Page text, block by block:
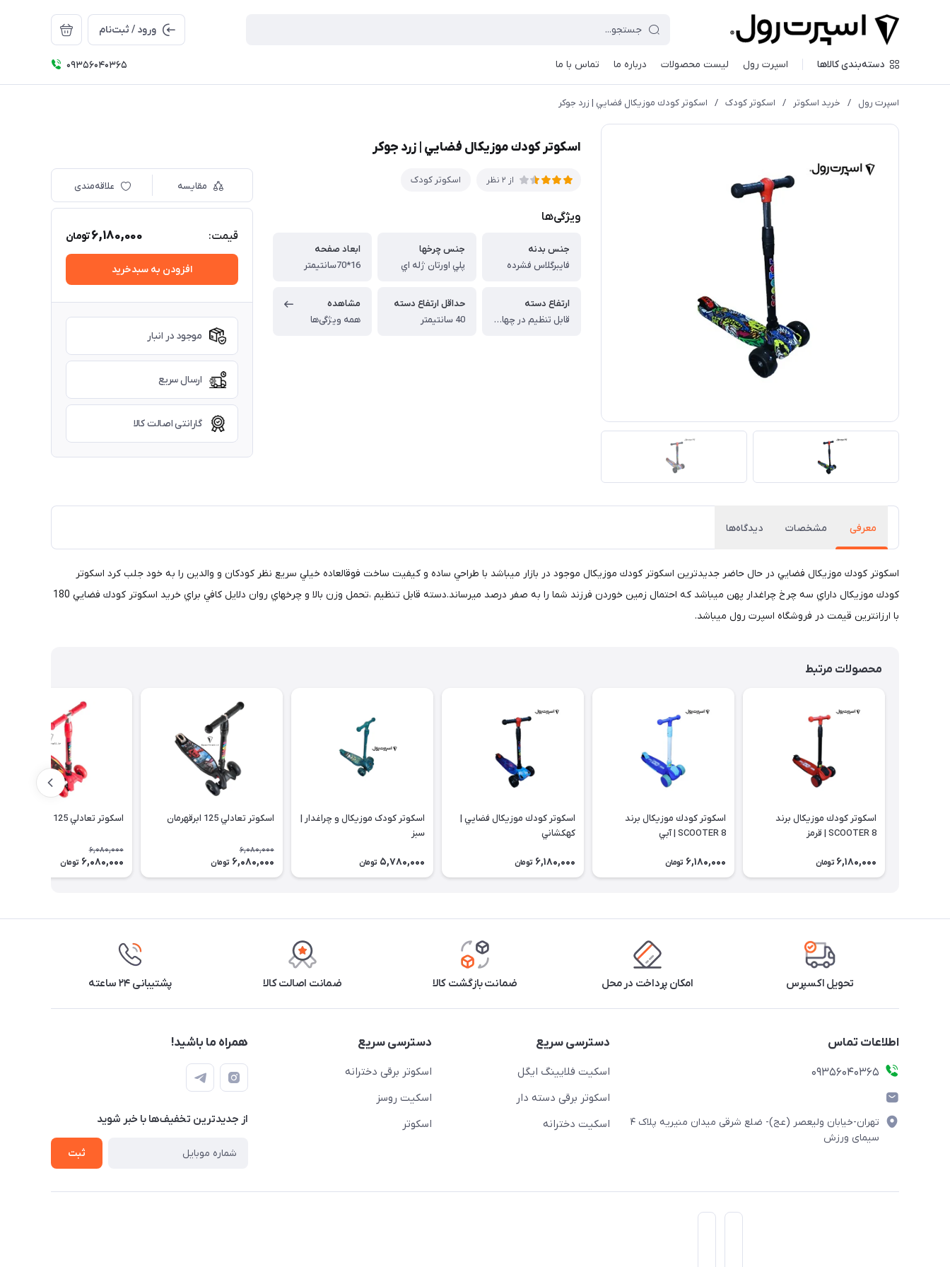
ورود / ثبت‌نام
دسته‌بندی کالاها اسپرت رول لیست محصولات درباره ما تماس با ما 09356040365
اسپرت رول / خرید اسکوتر / اسكوتر کودک / اسكوتر كودك موزيكال فضايي | زرد جوكر
اسكوتر كودك موزيكال فضايي | زرد جوكر
از 2 نظر اسكوتر کودک
ویژگی‌ها
جنس بدنه
فايبرگلاس فشرده
جنس چرخها
پلي اورتان ژله اي
ابعاد صفحه
16*70سانتيمتر
ارتفاع دسته
قابل تنظيم در چهار حالت
حداقل ارتفاع دسته
40 سانتيمتر
مشاهده
همه ویژگی‌ها
مقایسه علاقه‌مندی
قیمت: 6,180,000تومان
افزودن به سبدخرید
موجود در انبار
ارسال سریع
گارانتی اصالت کالا
معرفی مشخصات دیدگاه‌ها
اسكوتر كودك موزيكال فضايي در حال حاضر جديدترين اسكوتر كودك موزيكال موجود در بازار ميباشد با طراحي ساده و كيفيت ساخت فوقالعاده خيلي سريع نظر كودكان و والدين را به خود جلب كرد اسكوتر
كودك موزيكال داراي سه چرخ چراغدار پهن ميباشد كه احتمال زمين خوردن فرزند شما را به صفر درصد ميرساند.دسته قابل تنظيم ،تحمل وزن بالا و چرخهاي روان دلايل كافي براي خريد اسكوتر كودك فضايي 180
با ارزانترين قيمت در فروشگاه اسپرت رول ميباشد.
محصولات مرتبط
اسكوتر كودك موزيكال برند
SCOOTER 8 | قرمز
6,180,000 تومان
اسكوتر كودك موزيكال برند
SCOOTER 8 | آبي
6,180,000 تومان
اسكوتر كودك موزيكال فضايي |
كهكشاني
6,180,000 تومان
اسكوتر کودک موزیکال و چراغدار |
سبز
5,780,000 تومان
اسكوتر تعادلي 125 ابرقهرمان
6,080,000
6,080,000 تومان
اسكوتر تعادلي 125 مك كويين
6,080,000
6,080,000 تومان
تحویل اکسپرس امکان پرداخت در محل ضمانت بازگشت کالا ضمانت اصالت کالا پشتیبانی ۲۴ ساعته
اطلاعات تماس
۰۹۳۵۶۰۴۰۳۶۵
تهران-خیابان ولیعصر (عج)- ضلع شرقی میدان منیریه پلاک ۴
سیمای ورزش
دسترسی سریع
اسکیت فلایینگ ایگل
اسکوتر برقی دسته دار
اسکیت دخترانه
دسترسی سریع
اسکوتر برقی دخترانه
اسکیت روسز
اسکوتر
همراه ما باشید!
از جدید‌ترین تخفیف‌ها با‌ خبر شوید
ثبت